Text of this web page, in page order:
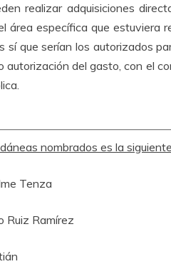
realizar adquisiciones
área específica que estuviera
sí que serían los autorizados
autorización del gasto, con el
nombrados es la
Tenza
Ruiz Ramírez